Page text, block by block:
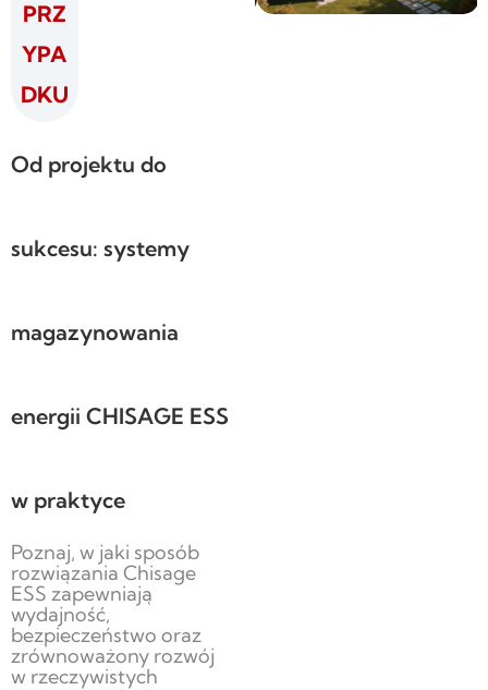
PRZ
YPA
DKU
Od projektu do
sukcesu: systemy
magazynowania
energii CHISAGE ESS
w praktyce
Poznaj, w jaki sposób
rozwiązania Chisage
ESS zapewniają
wydajność,
bezpieczeństwo oraz
zrównoważony rozwój
w rzeczywistych